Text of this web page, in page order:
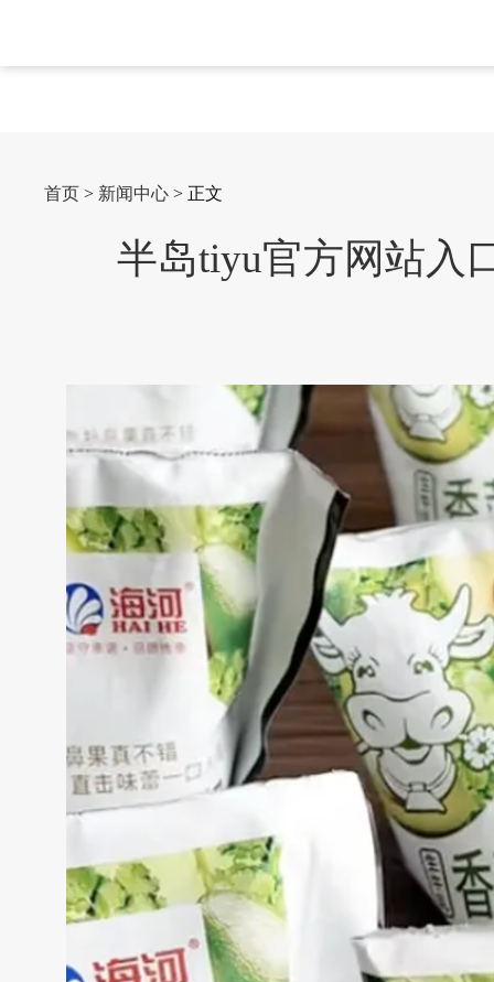
首页 > 新闻中心 > 正文
半岛tiyu官方网站入